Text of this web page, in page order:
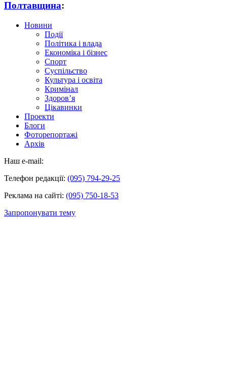
Полтавщина:
Новини
Події
Політика і влада
Економіка і бізнес
Спорт
Суспільство
Культура і освіта
Кримінал
Здоров’я
Цікавинки
Проекти
Блоги
Фоторепортажі
Архів
Наш e-mail:
Телефон редакції: (095) 794-29-25
Реклама на сайті: (095) 750-18-53
Запропонувати тему